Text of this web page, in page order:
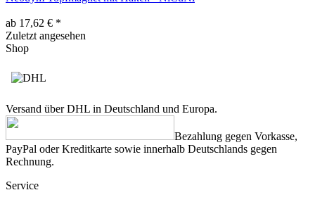
ab 17,62 € *
Zuletzt angesehen
Shop
Versand über DHL in Deutschland und Europa.
Bezahlung gegen Vorkasse,
PayPal oder Kreditkarte sowie innerhalb Deutschlands gegen
Rechnung.
Service